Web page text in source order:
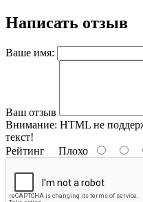
Написать отзыв
Ваше имя:
Ваш отзыв
Внимание: HTML не
текст!
Рейтинг Плохо